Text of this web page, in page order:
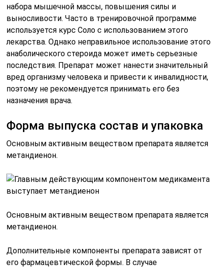
набора мышечной массы, повышения силы и
выносливости. Часто в тренировочной программе
используется курс Соло с использованием этого
лекарства. Однако неправильное использование этого
анаболического стероида может иметь серьезные
последствия. Препарат может нанести значительный
вред организму человека и привести к инвалидности,
поэтому не рекомендуется принимать его без
назначения врача.
Форма выпуска состав и упаковка
Основным активным веществом препарата является
метандиенон.
Основным активным веществом препарата является
метандиенон.
Дополнительные компоненты препарата зависят от
его фармацевтической формы. В случае